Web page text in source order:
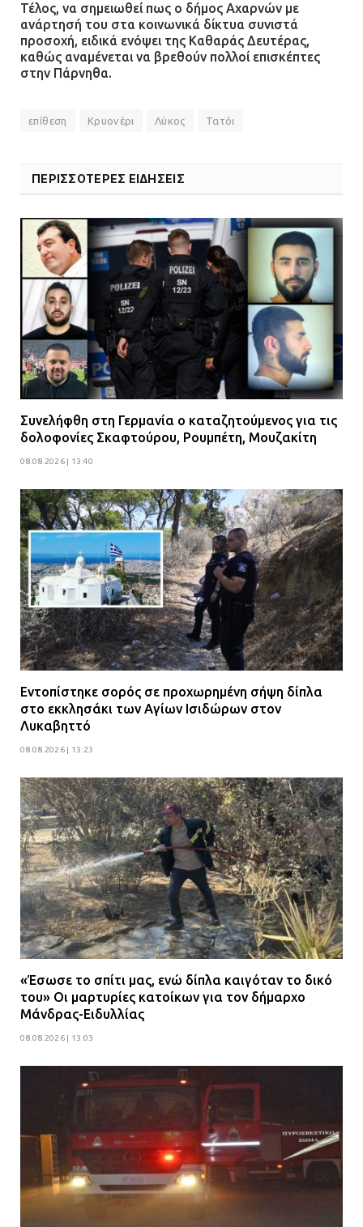
Τέλος, να σημειωθεί πως ο δήμος Αχαρνών με
ανάρτησή του στα κοινωνικά δίκτυα συνιστά
προσοχή, ειδικά ενόψει της Καθαράς Δευτέρας,
καθώς αναμένεται να βρεθούν πολλοί επισκέπτες
στην Πάρνηθα.
επίθεση Κρυονέρι Λύκος Τατόι
ΠΕΡΙΣΣΟΤΕΡΕΣ ΕΙΔΗΣΕΙΣ
Συνελήφθη στη Γερμανία ο καταζητούμενος για τις
δολοφονίες Σκαφτούρου, Ρουμπέτη, Μουζακίτη
08.08.2026 | 13:40
Εντοπίστηκε σορός σε προχωρημένη σήψη δίπλα
στο εκκλησάκι των Αγίων Ισιδώρων στον
Λυκαβηττό
08.08.2026 | 13:23
«Έσωσε το σπίτι μας, ενώ δίπλα καιγόταν το δικό
του» Οι μαρτυρίες κατοίκων για τον δήμαρχο
Μάνδρας-Ειδυλλίας
08.08.2026 | 13:03